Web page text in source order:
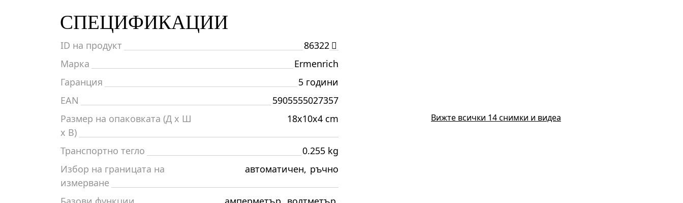
Вижте всички 14 снимки и видеа
СПЕЦИФИКАЦИИ
ID на продукт
86322
Марка
Ermenrich
Гаранция
5 години
EAN
5905555027357
Размер на опаковката (Д x Ш
x В)
18x10x4 cm
Транспортно тегло
0.255 kg
Избор на границата на
измерване
автоматичен, ръчно